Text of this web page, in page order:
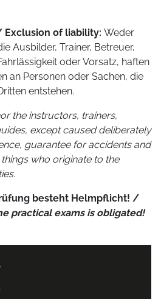
Exclusion of liability: Weder
Ausbilder, Trainer, Betreuer,
oder Vorsatz, haften
an Personen oder Sachen, die
entstehen.
the instructors, trainers,
except caused deliberately
guarantee for accidents and
who originate to the
besteht Helmpflicht! /
practical exams is obligated!